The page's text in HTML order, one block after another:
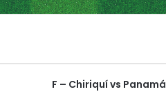
F – Chiriquí vs Panamá